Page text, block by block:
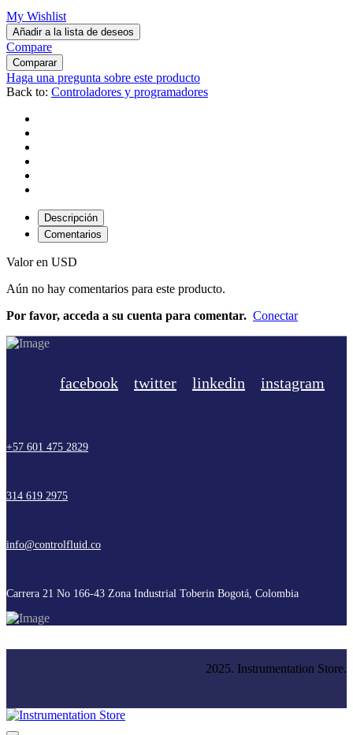
My Wishlist
Añadir a la lista de deseos
Compare
Comparar
Haga una pregunta sobre este producto
Back to: Controladores y programadores
Descripción
Comentarios
Valor en USD
Aún no hay comentarios para este producto.
Por favor, acceda a su cuenta para comentar. Conectar
facebook twitter linkedin instagram
+57 601 475 2829
314 619 2975
info@controlfluid.co
Carrera 21 No 166-43 Zona Industrial Toberin Bogotá, Colombia
2025. Instrumentation Store.